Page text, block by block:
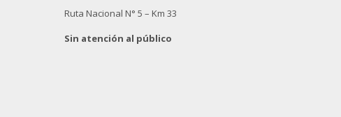
Ruta Nacional N° 5 – Km 33
Sin atención al público